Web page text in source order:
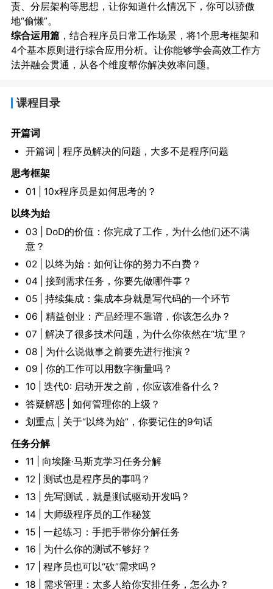
责、分层架构等思想，让你知道什么情况下，你可以骄傲
地“偷懒”。
综合运用篇，结合程序员日常工作场景，将1个思考框架和
4个基本原则进行综合应用分析。让你能够学会高效工作方
法并融会贯通，从各个维度帮你解决效率问题。
课程目录
开篇词
开篇词 | 程序员解决的问题，大多不是程序问题
思考框架
01 | 10x程序员是如何思考的？
以终为始
03 | DoD的价值：你完成了工作，为什么他们还不满
意？
02 | 以终为始：如何让你的努力不白费？
04 | 接到需求任务，你要先做哪件事？
05 | 持续集成：集成本身就是写代码的一个环节
06 | 精益创业：产品经理不靠谱，你该怎么办？
07 | 解决了很多技术问题，为什么你依然在“坑”里？
08 | 为什么说做事之前要先进行推演？
09 | 你的工作可以用数字衡量吗？
10 | 迭代0: 启动开发之前，你应该准备什么？
答疑解惑 | 如何管理你的上级？
划重点 | 关于“以终为始”，你要记住的9句话
任务分解
11 | 向埃隆·马斯克学习任务分解
12 | 测试也是程序员的事吗？
13 | 先写测试，就是测试驱动开发吗？
14 | 大师级程序员的工作秘笈
15 | 一起练习：手把手带你分解任务
16 | 为什么你的测试不够好？
17 | 程序员也可以“砍”需求吗？
18 | 需求管理：太多人给你安排任务，怎么办？